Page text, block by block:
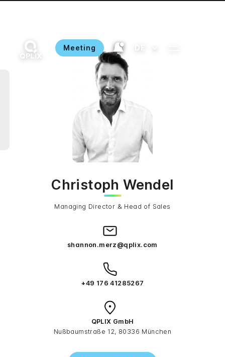
Meeting DE
Christoph Wendel
Managing Director & Head of Sales
shannon.merz@qplix.com
+49 176 41285267
QPLIX GmbH
Nußbaumstraße 12, 80336 München